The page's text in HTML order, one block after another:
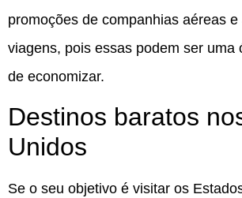
promoções de companhias aéreas
viagens, pois essas podem ser uma
de economizar.
Destinos baratos
Unidos
Se o seu objetivo é visitar os